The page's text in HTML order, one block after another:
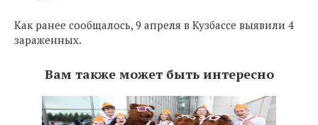
Как ранее сообщалось, 9 апреля в Кузбассе выявили 4
зараженных.
Вам также может быть интересно